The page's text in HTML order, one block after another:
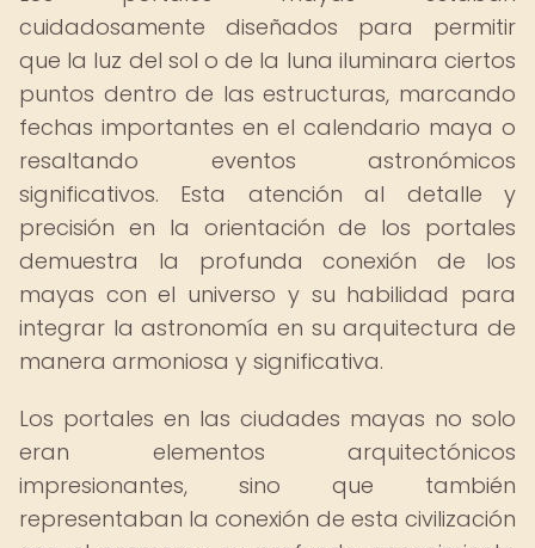
cuidadosamente diseñados para permitir
que la luz del sol o de la luna iluminara ciertos
puntos dentro de las estructuras, marcando
fechas importantes en el calendario maya o
resaltando eventos astronómicos
significativos. Esta atención al detalle y
precisión en la orientación de los portales
demuestra la profunda conexión de los
mayas con el universo y su habilidad para
integrar la astronomía en su arquitectura de
manera armoniosa y significativa.
Los portales en las ciudades mayas no solo
eran elementos arquitectónicos
impresionantes, sino que también
representaban la conexión de esta civilización